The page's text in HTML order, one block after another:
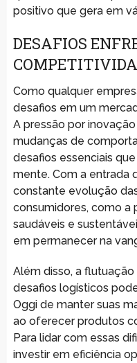
positivo que gera em
DESAFIOS
Como qualquer
desafios em um
A pressão por
mudanças de
desafios essenciais
mente. Com a entrada
constante evolução
consumidores, como a
saudáveis e
em permanecer na
Além disso, a
desafios logísticos
Oggi de manter suas
ao oferecer produtos
Para lidar com essas
investir em eficiência